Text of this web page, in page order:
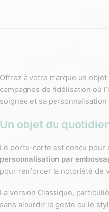
Offrez à votre marque un
campagnes de fidélisation où
soignée et sa
Un objet du
Le porte-carte est conçu pour
personnalisation par
pour renforcer la notoriété de
La version Classique,
sans alourdir le geste ou le